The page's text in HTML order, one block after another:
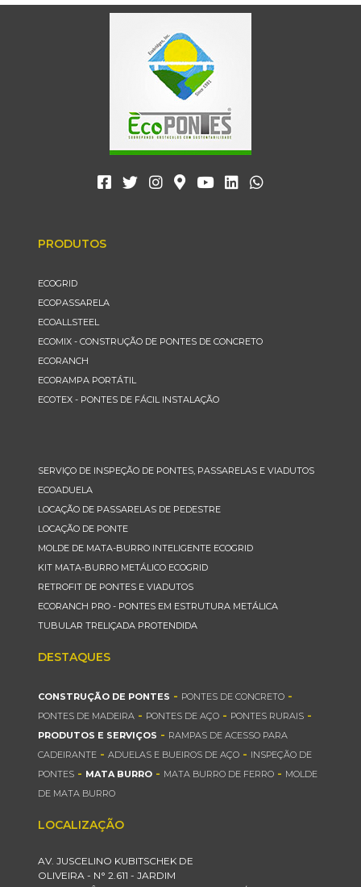
PRODUTOS
ECOGRID
ECOPASSARELA
ECOALLSTEEL
ECOMIX - CONSTRUÇÃO DE PONTES DE CONCRETO
ECORANCH
ECORAMPA PORTÁTIL
ECOTEX - PONTES DE FÁCIL INSTALAÇÃO
SERVIÇO DE INSPEÇÃO DE PONTES, PASSARELAS E VIADUTOS
ECOADUELA
LOCAÇÃO DE PASSARELAS DE PEDESTRE
LOCAÇÃO DE PONTE
MOLDE DE MATA-BURRO INTELIGENTE ECOGRID
KIT MATA-BURRO METÁLICO ECOGRID
RETROFIT DE PONTES E VIADUTOS
ECORANCH PRO - PONTES EM ESTRUTURA METÁLICA
TUBULAR TRELIÇADA PROTENDIDA
DESTAQUES
CONSTRUÇÃO DE PONTES - PONTES DE CONCRETO -
PONTES DE MADEIRA - PONTES DE AÇO - PONTES RURAIS -
PRODUTOS E SERVIÇOS - RAMPAS DE ACESSO PARA
CADEIRANTE -ADUELAS E BUEIROS DE AÇO - INSPEÇÃO DE
PONTES - MATA BURRO - MATA BURRO DE FERRO - MOLDE
DE MATA BURRO
LOCALIZAÇÃO
AV. JUSCELINO KUBITSCHEK DE
OLIVEIRA - N° 2.611 - JARDIM